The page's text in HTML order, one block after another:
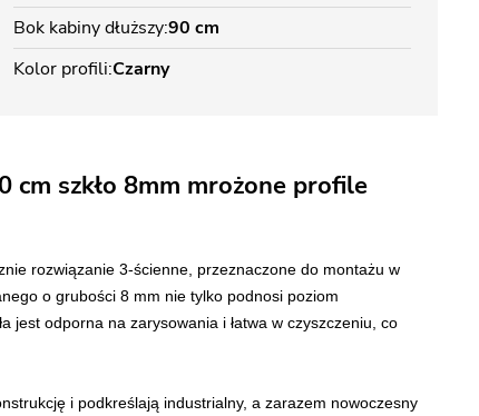
Bok kabiny dłuższy90 cm
Kolor profili Czarny
szkło 8mm mrożone profile
rozwiązanie 3-ścienne, przeznaczone do montażu w
o grubości 8 mm nie tylko podnosi poziom
jest odporna na zarysowania i łatwa w czyszczeniu, co
i podkreślają industrialny, a zarazem nowoczesny